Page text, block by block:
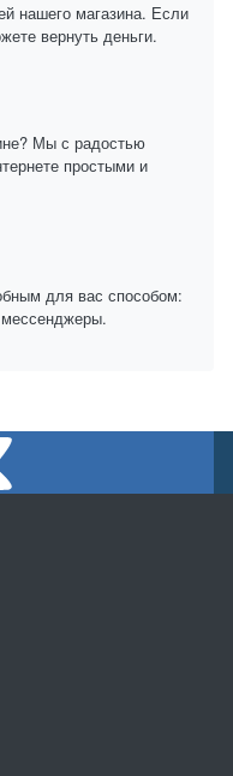
нашего магазина. Если
вернуть деньги.
Мы с радостью
простыми и
для вас способом: